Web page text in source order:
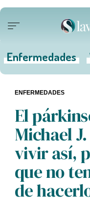
Enfermedades
El
Michael
vivir así,
que no
de
ENFERMEDADES